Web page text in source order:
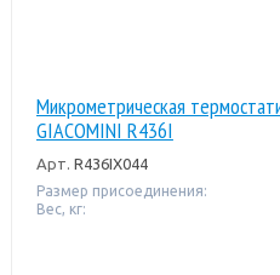
Микрометрическая
GIACOMINI R436I
Арт. R436IX044
Размер присоединения:
Вес, кг: